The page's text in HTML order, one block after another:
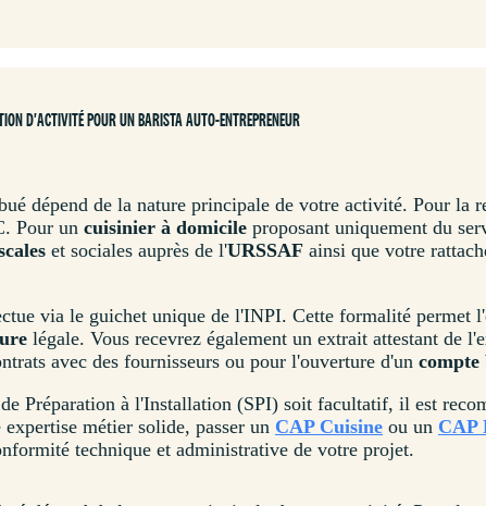
D'ACTIVITÉ POUR UN BARISTA AUTO-ENTREPRENEUR
dépend de la nature principale de votre activité. Pour la
Pour un cuisinier à domicile proposant uniquement du
et sociales auprès de l'URSSAF ainsi que votre
via le guichet unique de l'INPI. Cette formalité permet
légale. Vous recevrez également un extrait attestant de
avec des fournisseurs ou pour l'ouverture d'un compte
Préparation à l'Installation (SPI) soit facultatif, il est
métier solide, passer un CAP Cuisine ou un CAP
technique et administrative de votre projet.